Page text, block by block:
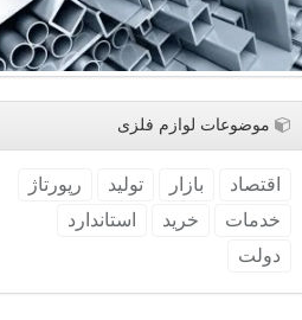
موضوعات لوازم فلزی
اقتصاد بازار تولید
رپورتاژ
خدمات
خرید
استاندارد
دولت